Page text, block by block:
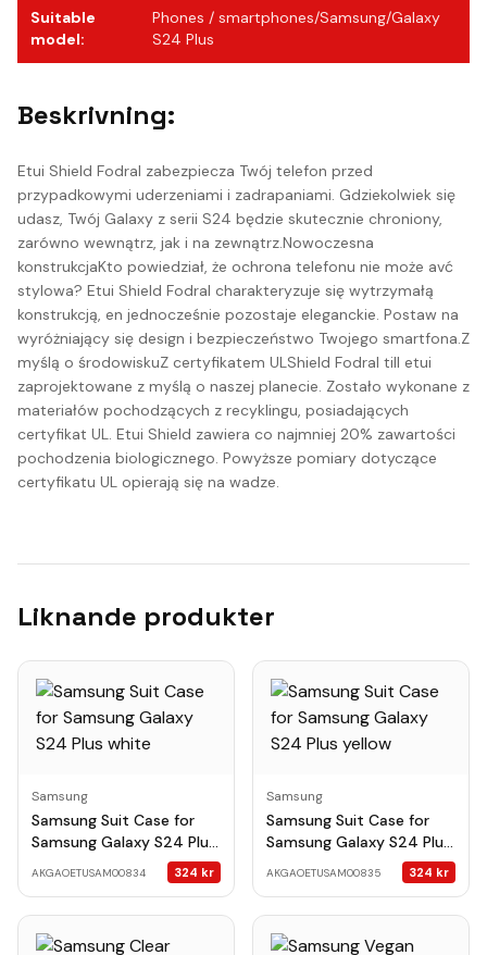
Suitable
model:
Phones / smartphones/Samsung/Galaxy
S24 Plus
Beskrivning:
Etui Shield Fodral zabezpiecza Twój telefon przed
przypadkowymi uderzeniami i zadrapaniami. Gdziekolwiek się
udasz, Twój Galaxy z serii S24 będzie skutecznie chroniony,
zarówno wewnątrz, jak i na zewnątrz.Nowoczesna
konstrukcjaKto powiedział, że ochrona telefonu nie może avć
stylowa? Etui Shield Fodral charakteryzuje się wytrzymałą
konstrukcją, en jednocześnie pozostaje eleganckie. Postaw na
wyróżniający się design i bezpieczeństwo Twojego smartfona.Z
myślą o środowiskuZ certyfikatem ULShield Fodral till etui
zaprojektowane z myślą o naszej planecie. Zostało wykonane z
materiałów pochodzących z recyklingu, posiadających
certyfikat UL. Etui Shield zawiera co najmniej 20% zawartości
pochodzenia biologicznego. Powyższe pomiary dotyczące
certyfikatu UL opierają się na wadze.
Liknande produkter
Samsung
Samsung Suit Case for
Samsung Galaxy S24 Plus
AKGAOETUSAM00834 324 kr
Samsung
Samsung Suit Case for
Samsung Galaxy S24 Plus
AKGAOETUSAM00835 324 kr